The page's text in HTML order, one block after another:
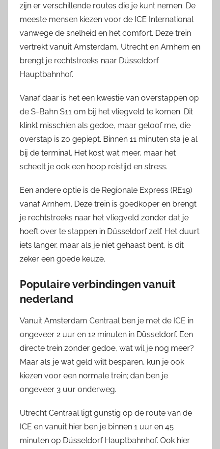
zijn er verschillende routes die je kunt nemen. De
meeste mensen kiezen voor de ICE International
vanwege de snelheid en het comfort. Deze trein
vertrekt vanuit Amsterdam, Utrecht en Arnhem en
brengt je rechtstreeks naar Düsseldorf
Hauptbahnhof.
Vanaf daar is het een kwestie van overstappen op
de S-Bahn S11 om bij het vliegveld te komen. Dit
klinkt misschien als gedoe, maar geloof me, die
overstap is zo gepiept. Binnen 11 minuten sta je al
bij de terminal. Het kost wat meer, maar het
scheelt je ook een hoop reistijd en stress.
Een andere optie is de Regionale Express (RE19)
vanaf Arnhem. Deze trein is goedkoper en brengt
je rechtstreeks naar het vliegveld zonder dat je
hoeft over te stappen in Düsseldorf zelf. Het duurt
iets langer, maar als je niet gehaast bent, is dit
zeker een goede keuze.
Populaire verbindingen vanuit
nederland
Vanuit Amsterdam Centraal ben je met de ICE in
ongeveer 2 uur en 12 minuten in Düsseldorf. Een
directe trein zonder gedoe, wat wil je nog meer?
Maar als je wat geld wilt besparen, kun je ook
kiezen voor een normale trein; dan ben je
ongeveer 3 uur onderweg.
Utrecht Centraal ligt gunstig op de route van de
ICE en vanuit hier ben je binnen 1 uur en 45
minuten op Düsseldorf Hauptbahnhof. Ook hier